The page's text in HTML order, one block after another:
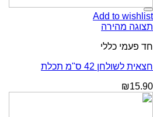
Add to wishlist
תצוגה מהירה
חד פעמי כללי
חצאית לשולחן 42 ס"מ תכלת
₪15.90